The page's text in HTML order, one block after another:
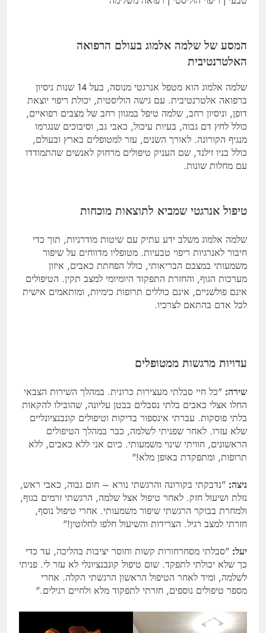
המסע של שלמה אלמוג בעולם הרפואה
האלטרנטיבית
שלמה אלמוג הוא מטפל אנרגטי מנוסה, בעל 14 שנות ניסיון
ברפואה אלטרנטיבית. עם גישה הוליסטית, יכולת ריפוי יוצאת
דופן, וניסיון רחב, שלמה טיפל במגוון רחב של מצבים רפואיים,
כולל לחץ דם גבוה, בעיות עיכול, כאבי גב, וסיבוכים שנגרמו
מנגיף הקורונה. לאורך השנים, עזר למטופלים בארץ ובעולם,
כולל בניו זילנד, שם העניק טיפולים מרחוק לאנשים שהתמודדו
עם מחלות שונות.
טיפול אנרגטי שמביא לתוצאות מוכחות
שלמה אלמוג משלב ידע עתיק עם שיטות מודרניות, תוך כדי
חיבור לאנרגיות ריפוי טבעיות. מטופליו מדווחים על שיפור
משמעותי במצבם הבריאותי, כולל הפחתת כאבים, איזון
מערכות הגוף, והחזרת התפקוד היומיומי למצב תקין. הטיפולים
אינם פולשניים, אינם כוללים תרופות כימיות, ומותאמים אישית
לכל אדם בהתאם לצרכיו.
עדויות מרגשות ממטופלים
שירה: "כל חיי סבלתי מעצירות כרונית. במהלך השירות הצבאי
החלו אצלי כאבים בלתי נסבלים בבטן עליונה, שהובילו להקאות
בלתי פוסקות. עברתי אינספור בדיקות וטיפולים קונבנציונליים
שלא עזרו. לאחר שפניתי לשלמה, כבר במהלך הטיפולים
הראשונים, חוויתי שינוי משמעותי. כיום אני ללא כאבים, ללא
תרופות, ומתפקדת באופן מלא!"
ניצה: "נדבקתי בקורונה והרגשתי נורא – חום גבוה, כאבי ראש,
נזלת ושיעול חזק. לאחר טיפול אצל שלמה, הרגשתי זרמים בגוף,
ולמחרת בבוקר הרגשתי שיפור משמעותי. אחרי טיפול נוסף,
חזרתי למצב רגיל. הצרידות והשיעול חלפו לחלוטין!"
יעל: "סבלתי מסחרחורות קשות וחוסר יציבות בהליכה, עד כדי
כך שלא יכולתי לתפקד. שום טיפול קונבנציונלי לא עזר לי. פניתי
לשלמה, ומיד לאחר הטיפול הראשון הרגשתי הקלה. אחרי
מספר טיפולים נוספים, חזרתי לתפקוד מלא ולחיים רגילים."